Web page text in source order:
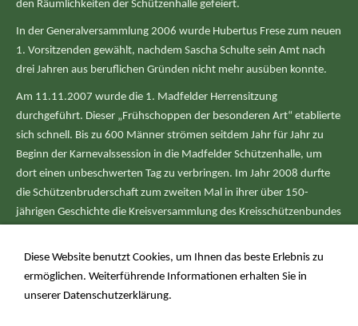
den Räumlichkeiten der Schützenhalle gefeiert.
In der Generalversammlung 2006 wurde Hubertus Frese zum neuen
1. Vorsitzenden gewählt, nachdem Sascha Schulte sein Amt nach
drei Jahren aus beruflichen Gründen nicht mehr ausüben konnte.
Am 11.11.2007 wurde die 1. Madfelder Herrensitzung
durchgeführt. Dieser „Frühschoppen der besonderen Art“ etablierte
sich schnell. Bis zu 600 Männer strömen seitdem Jahr für Jahr zu
Beginn der Karnevalssession in die Madfelder Schützenhalle, um
dort einen unbeschwerten Tag zu verbringen. Im Jahr 2008 durfte
die Schützenbruderschaft zum zweiten Mal in ihrer über 150-
jährigen Geschichte die Kreisversammlung des Kreisschützenbundes
Madfeld vergeben. Die Zeitspanne von 37 Jahren lässt erkennen,
dass es eine besondere Ehre ist diese Veranstaltung ausrichten zu
Diese Website benutzt Cookies, um Ihnen das beste Erlebnis zu
ermöglichen. Weiterführende Informationen erhalten Sie in
unserer Datenschutzerklärung.